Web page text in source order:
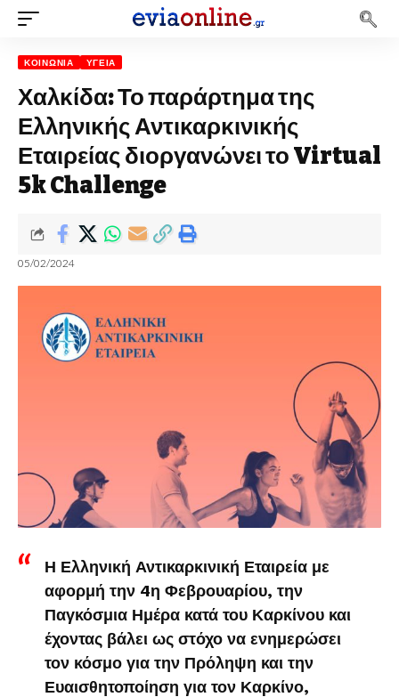
ΚΟΙΝΩΝΊΑ ΥΓΕΊΑ
Χαλκίδα: Το παράρτημα της
Ελληνικής Αντικαρκινικής
Εταιρείας διοργανώνει το Virtual
5k Challenge
05/02/2024
Η Ελληνική Αντικαρκινική Εταιρεία με
αφορμή την 4η Φεβρουαρίου, την
Παγκόσμια Ημέρα κατά του Καρκίνου και
έχοντας βάλει ως στόχο να ενημερώσει
τον κόσμο για την Πρόληψη και την
Ευαισθητοποίηση για τον Καρκίνο,